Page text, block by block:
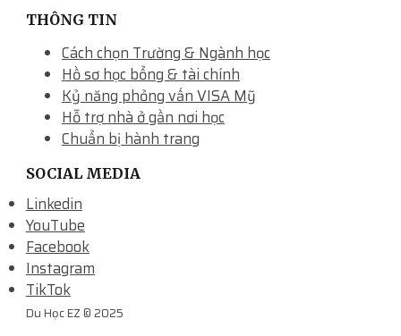
THÔNG TIN
Cách chọn Trường & Ngành học
Hồ sơ học bổng & tài chính
Kỷ năng phỏng vấn VISA Mỹ
Hỗ trợ nhà ở gần nơi học
Chuẩn bị hành trang
SOCIAL MEDIA
Linkedin
YouTube
Facebook
Instagram
TikTok
Du Học EZ © 2025